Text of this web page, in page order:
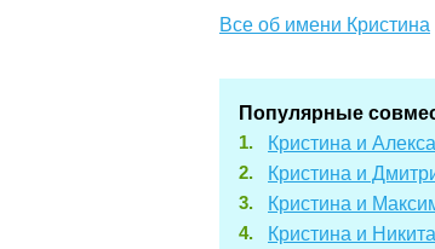
Все об имени Кристина
Популярные
Кристина и
Кристина и
Кристина и
Кристина и Никита